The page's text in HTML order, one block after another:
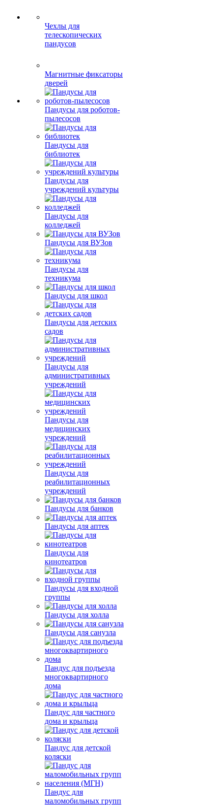
Чехлы для
телескопических
пандусов
Магнитные фиксаторы
дверей
Пандусы для роботов-
пылесосов
Пандусы для
библиотек
Пандусы для
учреждений культуры
Пандусы для
колледжей
Пандусы для ВУЗов
Пандусы для
техникума
Пандусы для школ
Пандусы для детских
садов
Пандусы для
административных
учреждений
Пандусы для
медицинских
учреждений
Пандусы для
реабилитационных
учреждений
Пандусы для банков
Пандусы для аптек
Пандусы для
кинотеатров
Пандусы для входной
группы
Пандусы для холла
Пандусы для санузла
Пандус для подъезда
многоквартирного
дома
Пандус для частного
дома и крыльца
Пандус для детской
коляски
Пандус для
маломобильных групп